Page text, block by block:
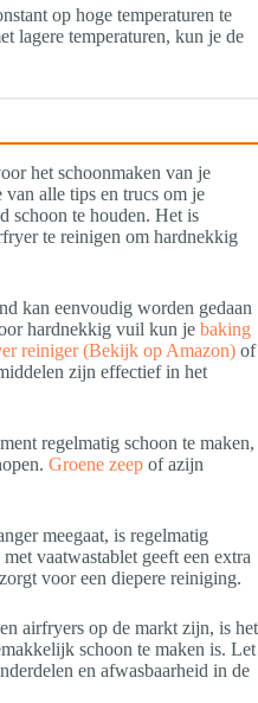
op hoge temperaturen te
lagere temperaturen, kun je de
het schoonmaken van je
alle tips en trucs om je
schoon te houden. Het is
te reinigen om hardnekkig
kan eenvoudig worden gedaan
hardnekkig vuil kun je baking
reiniger (Bekijk op Amazon) of
zijn effectief in het
regelmatig schoon te maken,
Groene zeep of azijn
meegaat, is regelmatig
vaatwastablet geeft een extra
voor een diepere reiniging.
airfryers op de markt zijn, is het
schoon te maken is. Let
en afwasbaarheid in de